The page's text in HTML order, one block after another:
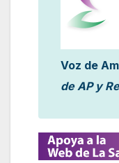
Voz de
de AP y